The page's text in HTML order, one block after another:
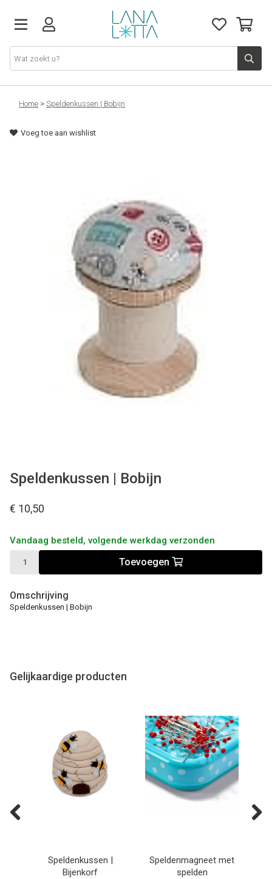
Stoffen
Fournituren
Naaimachines
Home > Speldenkussen | Bobijn
Voeg toe aan wishlist
Speldenkussen | Bobijn
€ 10,50
Vandaag besteld, volgende werkdag verzonden
Toevoegen
Omschrijving
Speldenkussen | Bobijn
Gelijkaardige producten
Speldenkussen |
Bijenkorf
Speldenmagneet met
spelden